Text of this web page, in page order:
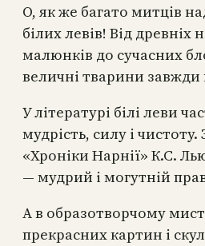
О, як же багато митців
білих левів! Від древніх
малюнків до сучасних
величні тварини завжди
У літературі білі леви
мудрість, силу і чистоту.
«Хроніки Нарнії» К.С.
— мудрий і могутній
А в образотворчому
прекрасних картин і